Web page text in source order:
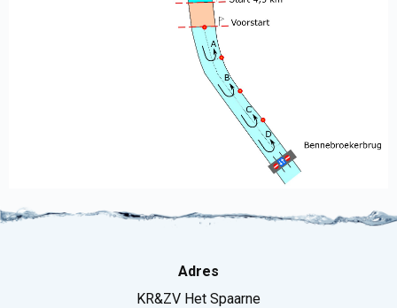
Adres
KR&ZV Het Spaarne